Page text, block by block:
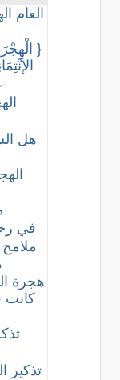
العام
{
هل
في
هجرة
كانت
تذكير